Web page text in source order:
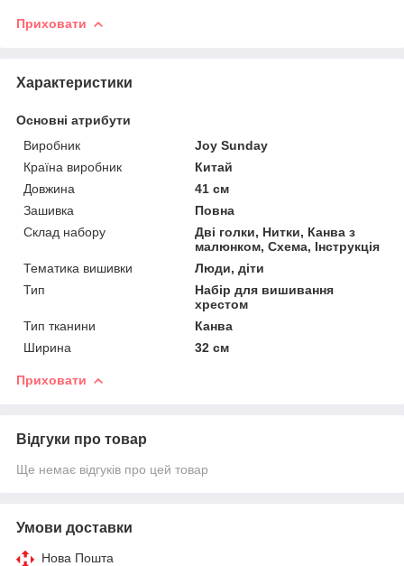
Приховати
Характеристики
Основні атрибути
Виробник
Joy Sunday
Країна виробник
Китай
Довжина
41 см
Зашивка
Повна
Склад набору
Дві голки, Нитки, Канва з
малюнком, Схема, Інструкція
Тематика вишивки
Люди, діти
Тип
Набір для вишивання
хрестом
Тип тканини
Канва
Ширина
32 см
Приховати
Відгуки про товар
Ще немає відгуків про цей товар
Умови доставки
Нова Пошта